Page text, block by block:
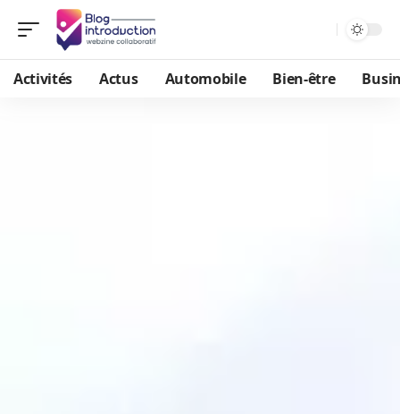
Activités Actus Automobile Bien-être